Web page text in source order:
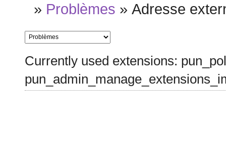
» Problèmes »Adresse
Currently used extensions: